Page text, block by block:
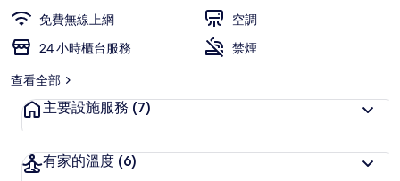
免費無線上網
空調
24 小時櫃台服務
禁煙
查看全部
主要設施服務 (7)
有家的溫度 (6)